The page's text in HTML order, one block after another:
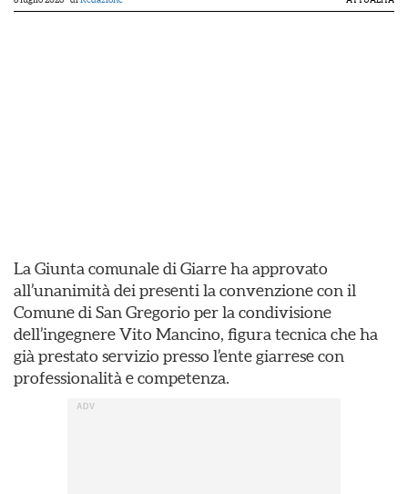
La Giunta comunale di Giarre ha approvato
all’unanimità dei presenti la convenzione con il
Comune di San Gregorio per la condivisione
dell’ingegnere Vito Mancino, figura tecnica che ha
già prestato servizio presso l’ente giarrese con
professionalità e competenza.